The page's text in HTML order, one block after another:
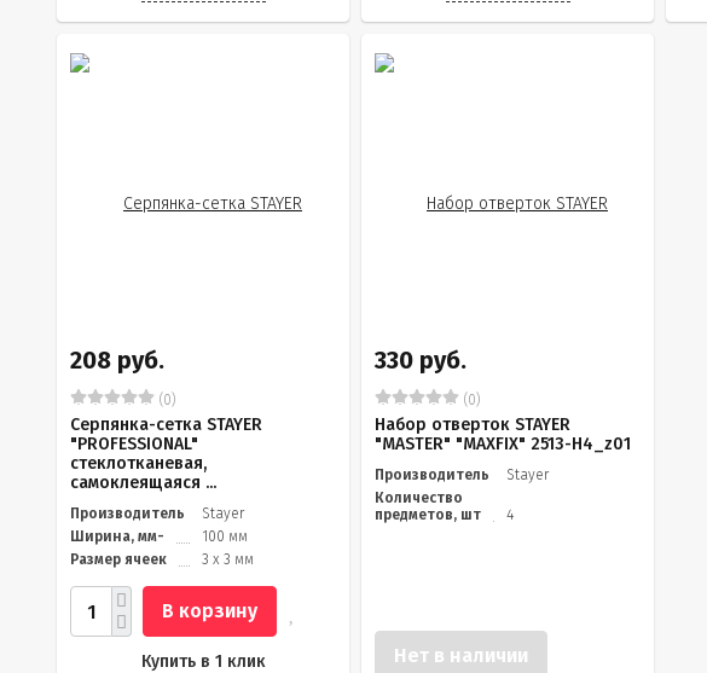
208 руб.
(0)
Серпянка-сетка STAYER
"PROFESSIONAL"
стеклотканевая,
самоклеящаяся ...
Производитель
Stayer
Ширина, мм-
100 мм
Размер ячеек
3 х 3 мм
В корзину
Купить в 1 клик
330 руб.
(0)
Набор отверток STAYER
"MASTER" "MAXFIX" 2513-H4_z01
Производитель
Stayer
Количество
предметов, шт
4
Нет в наличии